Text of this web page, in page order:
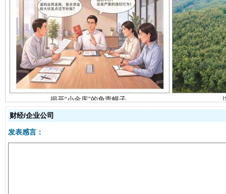
揭开“小金库”的免责幌子
财经/企业公司
发表感言：